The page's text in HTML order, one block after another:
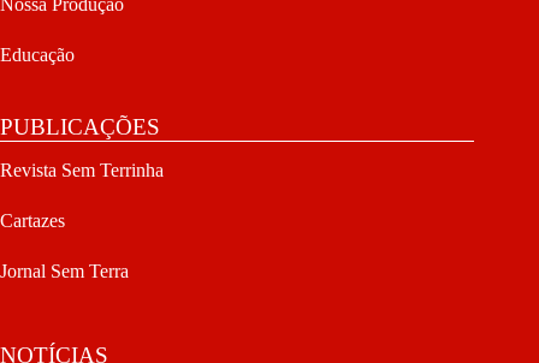
Educação
PUBLICAÇÕES
Revista Sem Terrinha
Cartazes
Jornal Sem Terra
NOTÍCIAS